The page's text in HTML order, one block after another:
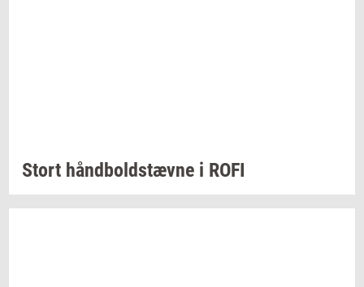
Stort hånd­bold­stæv­ne i ROFI